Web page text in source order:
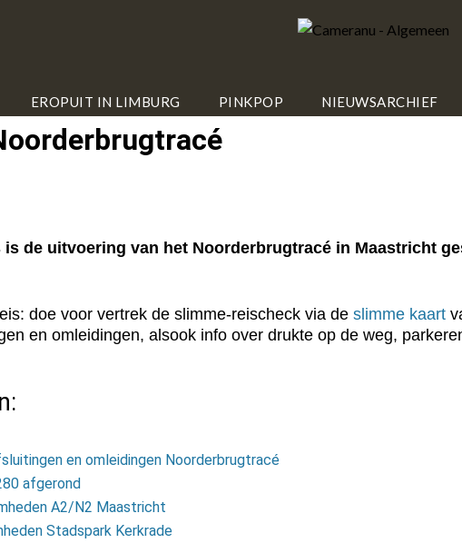
EROPUIT IN LIMBURG PINKPOP NIEUWSARCHIEF
is de uitvoering van het Noorderbrugtracé in Maastricht
doe voor vertrek de slimme-reischeck via de slimme kaart
en omleidingen, alsook info over drukte op de weg,
en omleidingen Noorderbrugtracé
afgerond
A2/N2 Maastricht
Stadspark Kerkrade